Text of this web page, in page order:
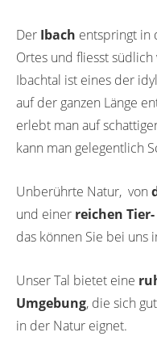
Der Ibach entspringt in
Ortes und fliesst
Ibachtal ist eines der
auf der ganzen Länge
erlebt man auf
kann man gelegentlich
Unberührte Natur, von
und einer reichen
das können Sie bei uns
Unser Tal bietet eine
Umgebung, die sich
in der Natur eignet.